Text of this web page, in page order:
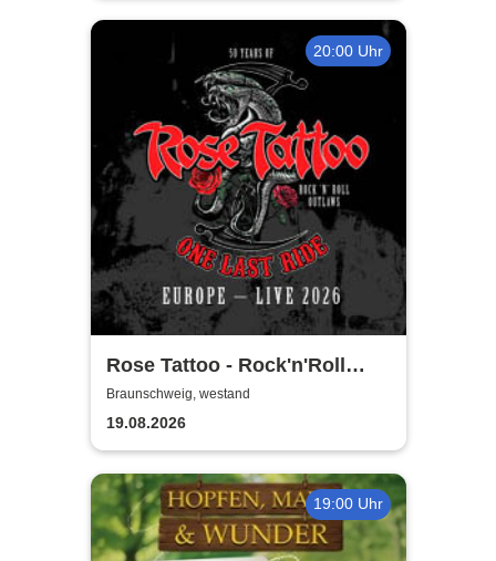
20:00 Uhr
Rose Tattoo - Rock'n'Roll
Outlaws – One Last Ride
Braunschweig, westand
19.08.2026
19:00 Uhr